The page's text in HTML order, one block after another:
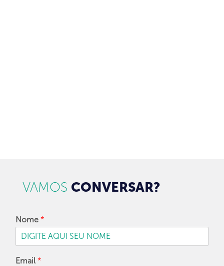
VAMOS CONVERSAR?
Nome *
Email *